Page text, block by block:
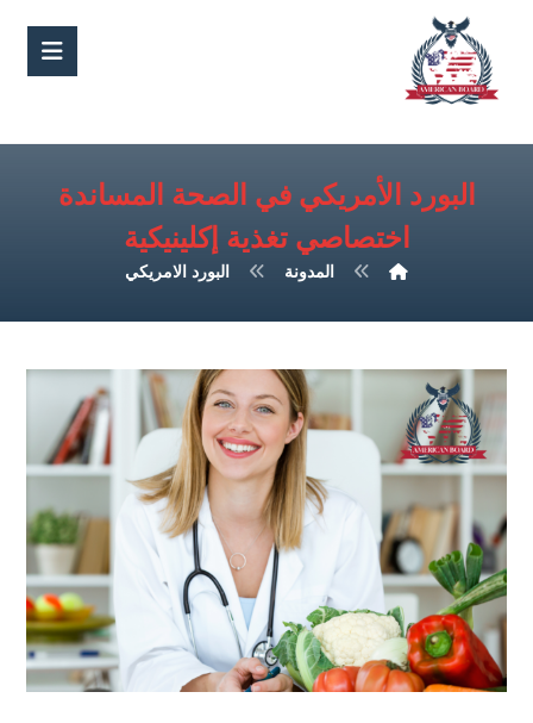
البورد الأمريكي في الصحة المساندة
اختصاصي تغذية إكلينيكية
المدونة البورد الامريكي